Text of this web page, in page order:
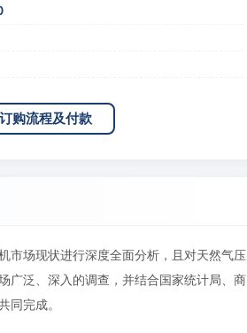
购流程及付款
市场现状进行深度全面分析，且对天然气压
广泛、深入的调查，并结合国家统计局、商
同完成。